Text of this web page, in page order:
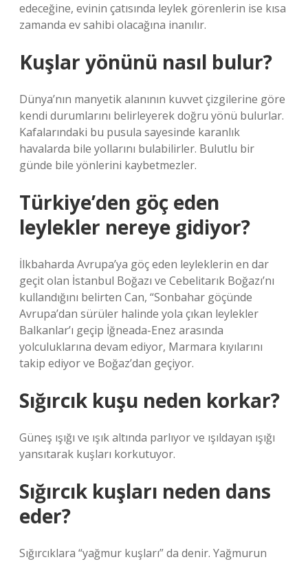
edeceğine, evinin çatısında leylek görenlerin ise kısa
zamanda ev sahibi olacağına inanılır.
Kuşlar yönünü nasıl bulur?
Dünya’nın manyetik alanının kuvvet çizgilerine göre
kendi durumlarını belirleyerek doğru yönü bulurlar.
Kafalarındaki bu pusula sayesinde karanlık
havalarda bile yollarını bulabilirler. Bulutlu bir
günde bile yönlerini kaybetmezler.
Türkiye’den göç eden
leylekler nereye gidiyor?
İlkbaharda Avrupa’ya göç eden leyleklerin en dar
geçit olan İstanbul Boğazı ve Cebelitarık Boğazı’nı
kullandığını belirten Can, “Sonbahar göçünde
Avrupa’dan sürüler halinde yola çıkan leylekler
Balkanlar’ı geçip İğneada-Enez arasında
yolculuklarına devam ediyor, Marmara kıyılarını
takip ediyor ve Boğaz’dan geçiyor.
Sığırcık kuşu neden korkar?
Güneş ışığı ve ışık altında parlıyor ve ışıldayan ışığı
yansıtarak kuşları korkutuyor.
Sığırcık kuşları neden dans
eder?
Sığırcıklara “yağmur kuşları” da denir. Yağmurun